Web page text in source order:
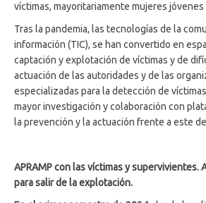
víctimas, mayoritariamente mujeres
Tras la pandemia, las tecnologías de la
información (TIC), se han convertido en
captación y explotación de víctimas y de
actuación de las autoridades y de las
especializadas para la detección de
mayor investigación y colaboración con
la prevención y la actuación frente a este
APRAMP con las víctimas y supervivientes.
para salir de la explotación.